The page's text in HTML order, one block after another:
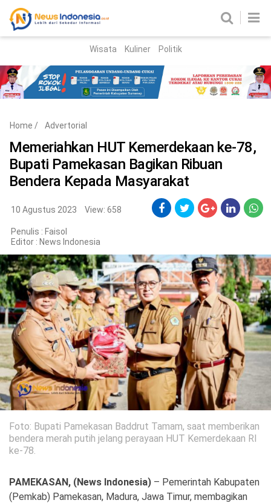
Parlemen
Nasional
Korupsi
Politik
Gaya Hidup
Kesehatan Kuliner
Otomotif
Iptek
Pendidikan Ilmiah
Teknologi
Sosial Budaya
Wisata Kuliner Politik
Home / Advertorial
Memeriahkan HUT Kemerdekaan ke-78,
Bupati Pamekasan Bagikan Ribuan
Bendera Kepada Masyarakat
10 Agustus 2023 View: 658
Penulis : Faisol
Editor : News Indonesia
Foto: Bupati Pamekasan Baddrut Tamam, saat memberikan
bendera merah putih jelang perayaan HUT Kemerdekaan RI
ke-78.
PAMEKASAN, (News Indonesia) – Pemerintah Kabupaten
(Pemkab) Pamekasan, Madura, Jawa Timur, membagikan